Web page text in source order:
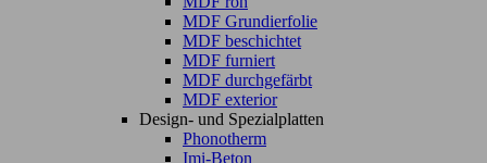
MDF Grundierfolie
MDF beschichtet
MDF furniert
MDF durchgefärbt
MDF exterior
Design- und Spezialplatten
Phonotherm
Imi-Beton